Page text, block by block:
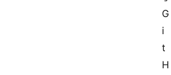
G
i
t
H